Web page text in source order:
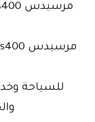
للسياحة